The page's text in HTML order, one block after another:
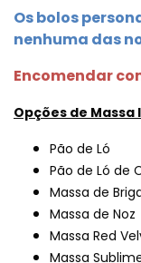
Os bolos
nenhuma das
Encomendar
Opções de
Pão de Ló
Pão de Ló de
Massa de
Massa de Noz
Massa Red
Massa